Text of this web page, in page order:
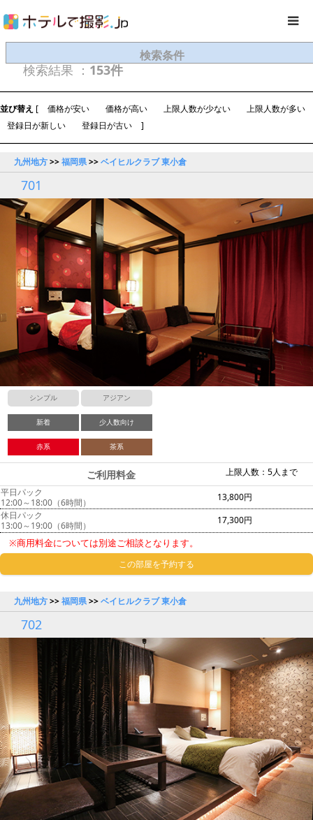
検索条件
検索結果 ： 153件
並び替え [ 価格が安い 価格が高い 上限人数が少ない
上限人数が多い
登録日が新しい
登録日が古い ]
九州地方>>福岡県>>ベイヒルクラブ 東小倉
701
シンプル アジアン
新着 少人数向け
赤系 茶系
上限人数：5人まで
ご利用料金
平日パック
12:00～18:00（6時間）
13,800円
休日パック
13:00～19:00（6時間）
17,300円
※商用料金については別途ご相談となります。
この部屋を予約する
九州地方>>福岡県>>ベイヒルクラブ 東小倉
702